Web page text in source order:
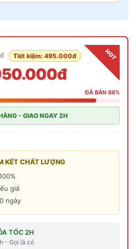
HOT
Tiết kiệm: 495.000đ
ĐÃ BÁN 88%
- GIAO NGAY 2H
KẾT CHẤT LƯỢNG
giả
ngày
TỐC 2H
- Gọi là có